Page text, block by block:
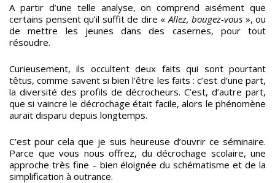
A partir d’une telle analyse, on comprend aisément que
certains pensent qu’il suffit de dire « Allez, bougez-vous », ou
de mettre les jeunes dans des casernes, pour tout
résoudre.
Curieusement, ils occultent deux faits qui sont pourtant
têtus, comme savent si bien l’être les faits : c’est d’une part,
la diversité des profils de décrocheurs. C’est, d’autre part,
que si vaincre le décrochage était facile, alors le phénomène
aurait disparu depuis longtemps.
C’est pour cela que je suis heureuse d’ouvrir ce séminaire.
Parce que vous nous offrez, du décrochage scolaire, une
approche très fine – bien éloignée du schématisme et de la
simplification à outrance.